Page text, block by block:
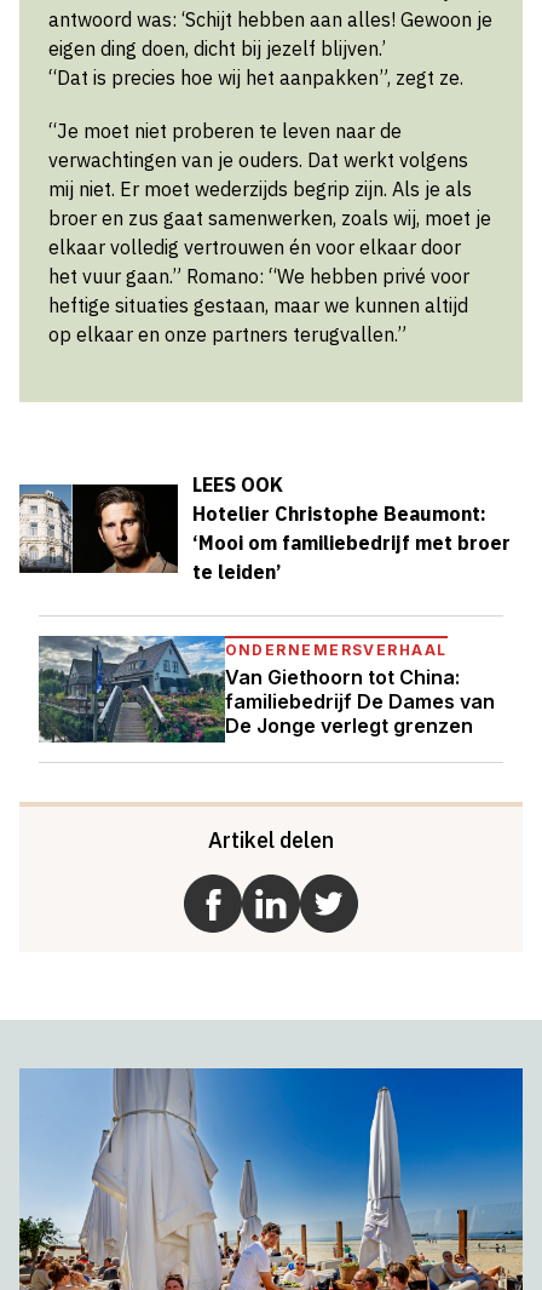
antwoord was: ‘Schijt hebben aan alles! Gewoon je
eigen ding doen, dicht bij jezelf blijven.’
“Dat is precies hoe wij het aanpakken”, zegt ze.
“Je moet niet proberen te leven naar de
verwachtingen van je ouders. Dat werkt volgens
mij niet. Er moet wederzijds begrip zijn. Als je als
broer en zus gaat samenwerken, zoals wij, moet je
elkaar volledig vertrouwen én voor elkaar door
het vuur gaan.” Romano: “We hebben privé voor
heftige situaties gestaan, maar we kunnen altijd
op elkaar en onze partners terugvallen.”
LEES OOK
Hotelier Christophe Beaumont:
‘Mooi om familiebedrijf met broer
te leiden’
ONDERNEMERSVERHAAL
Van Giethoorn tot China:
familiebedrijf De Dames van
De Jonge verlegt grenzen
Artikel delen